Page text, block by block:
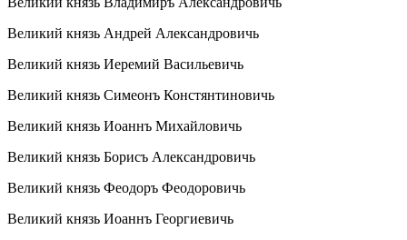
Великий князь Андрей Александровичь
Великий князь Иеремий Васильевичь
Великий князь Симеонъ Констянтиновичь
Великий князь Иоаннъ Михайловичь
Великий князь Борисъ Александровичь
Великий князь Феодоръ Феодоровичь
Великий князь Иоаннъ Георгиевичь